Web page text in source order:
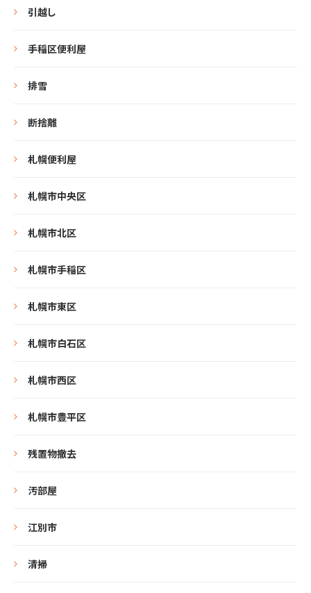
引越し
手稲区便利屋
排雪
断捨離
札幌便利屋
札幌市中央区
札幌市北区
札幌市手稲区
札幌市東区
札幌市白石区
札幌市西区
札幌市豊平区
残置物撤去
汚部屋
江別市
清掃